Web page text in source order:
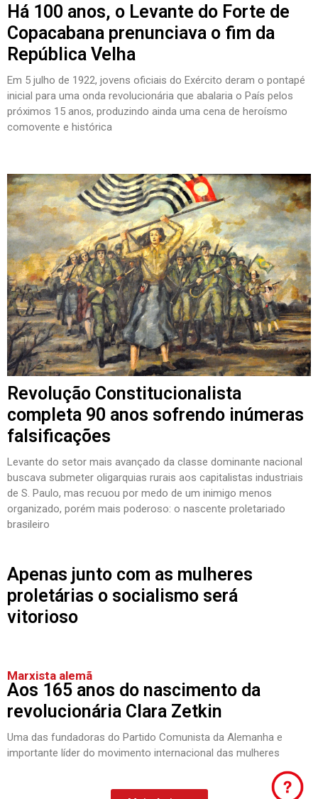
Há 100 anos, o Levante do Forte de
Copacabana prenunciava o fim da
República Velha
Em 5 julho de 1922, jovens oficiais do Exército deram o pontapé
inicial para uma onda revolucionária que abalaria o País pelos
próximos 15 anos, produzindo ainda uma cena de heroísmo
comovente e histórica
Revolução Constitucionalista
completa 90 anos sofrendo inúmeras
falsificações
Levante do setor mais avançado da classe dominante nacional
buscava submeter oligarquias rurais aos capitalistas industriais
de S. Paulo, mas recuou por medo de um inimigo menos
organizado, porém mais poderoso: o nascente proletariado
brasileiro
Apenas junto com as mulheres
proletárias o socialismo será
vitorioso
Marxista alemã
Aos 165 anos do nascimento da
revolucionária Clara Zetkin
Uma das fundadoras do Partido Comunista da Alemanha e
importante líder do movimento internacional das mulheres